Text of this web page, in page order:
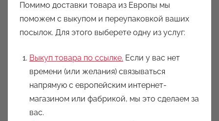
Помимо доставки товара из Европы мы
поможем с выкупом и переупаковкой ваших
посылок. Для этого выберете одну из услуг:
Выкуп товара по ссылке. Если у вас нет
времени (или желания) связываться
напрямую с европейским интернет-
магазином или фабрикой, мы это сделаем за
вас.